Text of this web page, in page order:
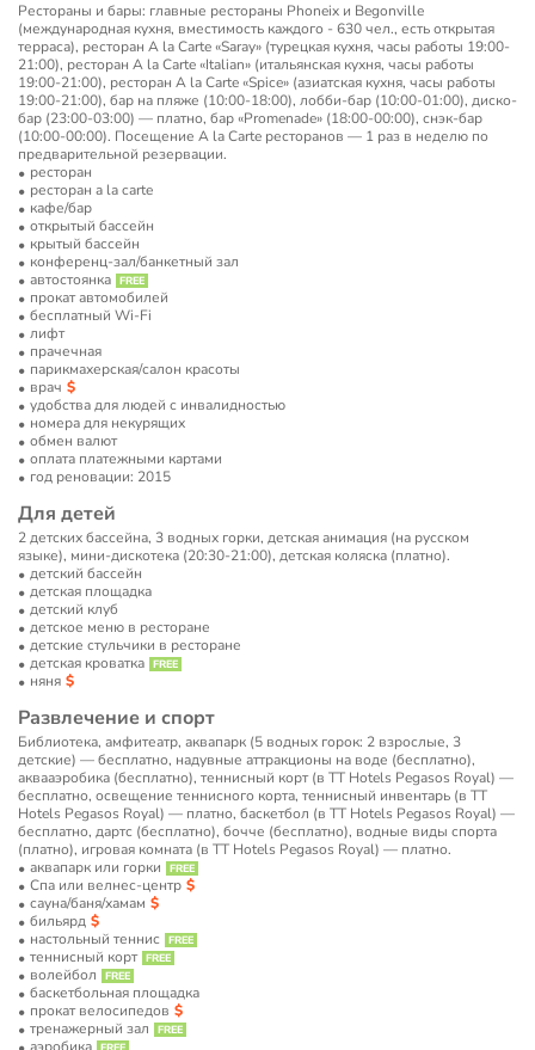
Рестораны и бары: главные рестораны Phoneix и Begonville
(международная кухня, вместимость каждого - 630 чел., есть открытая
терраса), ресторан A la Carte «Saray» (турецкая кухня, часы работы 19:00-
21:00), ресторан A la Carte «Italian» (итальянская кухня, часы работы
19:00-21:00), ресторан A la Carte «Spice» (азиатская кухня, часы работы
19:00-21:00), бар на пляже (10:00-18:00), лобби-бар (10:00-01:00), диско-
бар (23:00-03:00) — платно, бар «Promenade» (18:00-00:00), снэк-бар
(10:00-00:00). Посещение ​A la Carte ресторанов — 1 раз в неделю по
предварительной резервации.
ресторан
ресторан a la carte
кафе/бар
открытый бассейн
крытый бассейн
конференц-зал/банкетный зал
автостоянка
прокат автомобилей
бесплатный Wi-Fi
лифт
прачечная
парикмахерская/салон красоты
врач
удобства для людей с инвалидностью
номера для некурящих
обмен валют
оплата платежными картами
год реновации: 2015
Для детей
2 детских бассейна, 3 водных горки, детская анимация (на русском
языке), мини-дискотека (20:30-21:00), детская коляска (платно).
детский бассейн
детская площадка
детский клуб
детское меню в ресторане
детские стульчики в ресторане
детская кроватка
няня
Развлечение и спорт
Библиотека, амфитеатр, аквапарк (5 водных горок: 2 взрослые, 3
детские) — бесплатно, надувные аттракционы на воде (бесплатно),
аквааэробика (бесплатно), теннисный корт (в TT Hotels Pegasos Royal) —
бесплатно, освещение теннисного корта, теннисный инвентарь (в TT
Hotels Pegasos Royal) — платно, баскетбол (в TT Hotels Pegasos Royal) —
бесплатно, дартс (бесплатно), бочче (бесплатно), водные виды спорта
(платно), игровая комната (в TT Hotels Pegasos Royal) — платно.
аквапарк или горки
Спа или велнес-центр
сауна/баня/хамам
бильярд
настольный теннис
теннисный корт
волейбол
баскетбольная площадка
прокат велосипедов
тренажерный зал